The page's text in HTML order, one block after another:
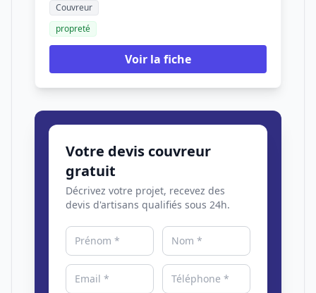
Couvreur
propreté
Voir la fiche
Votre devis couvreur
gratuit
Décrivez votre projet, recevez des
devis d'artisans qualifiés sous 24h.